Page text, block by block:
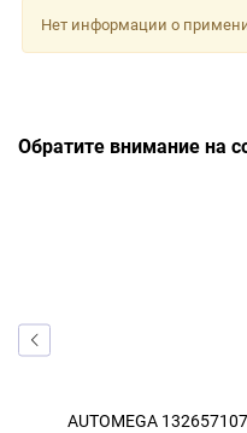
Нет информации о
Обратите внимание на
AUTOMEGA